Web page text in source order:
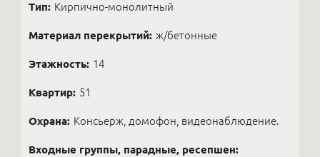
Тип: Кирпично-монолитный
Материал перекрытий: ж/бетонные
Этажность: 14
Квартир: 51
Охрана: Консьерж, домофон, видеонаблюдение.
Входные группы, парадные, ресепшен: